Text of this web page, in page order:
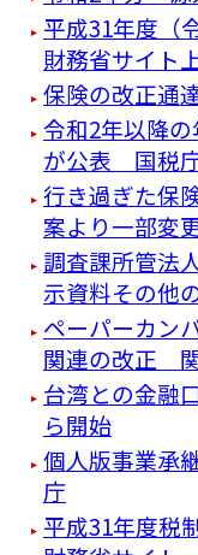
平成31年度（
財務省サイト
保険の改正
令和2年以降の
が公表 国税
行き過ぎた
案より一部変
調査課所管法
示資料その他
ペーパーカン
関連の改正
台湾との金融
ら開始
個人版事業承
庁
平成31年度